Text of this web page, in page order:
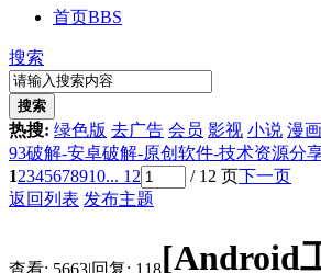
首页BBS
搜索
搜索
热搜: 绿色版 去广告 会员 影视 小说 漫画
93破解-安卓破解-原创软件-技术资源分
12345678910... 12 / 12 页下一页
返回列表 发布主题
查看: 5663|回复: 118[Android